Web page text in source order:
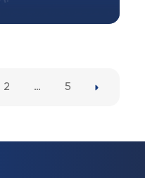
2 … 5